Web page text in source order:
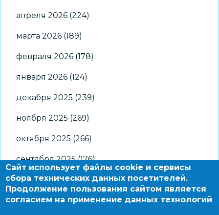
апреля 2026 (224)
марта 2026 (189)
февраля 2026 (178)
января 2026 (124)
декабря 2025 (239)
ноября 2025 (269)
октября 2025 (266)
сентября 2025(176)
августа 2025(2)
Сайт использует файлы cookie и сервисы
сбора технических данных посетителей.
Продолжение пользования сайтом является
согласием на применение данных технологий